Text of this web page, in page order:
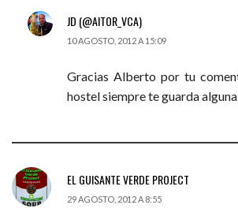
JD (@AITOR_VCA)
10 AGOSTO, 2012 A 15:09
Gracias Alberto por tu
hostel siempre te guarda
EL GUISANTE VERDE PROJECT
29 AGOSTO, 2012 A 8:55